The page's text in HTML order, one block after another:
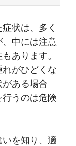
状は、多く
、中には注意
あります。
がひどくな
がある場合
うのは危険
いを知り、適